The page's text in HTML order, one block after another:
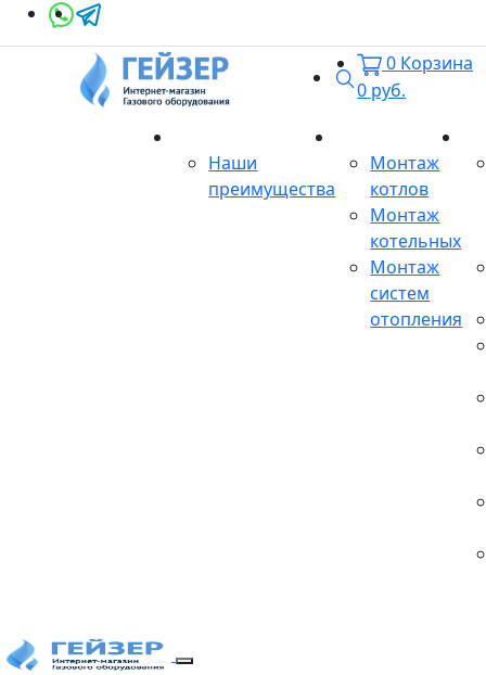
Поиск
0 Корзина
0 руб.
Наши
преимущества
Монтаж
котлов
Монтаж
котельных
Монтаж
систем
отопления